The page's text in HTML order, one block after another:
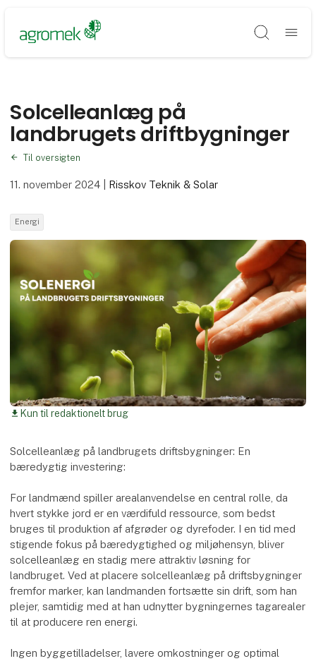
Søg
Solcelleanlæg på
landbrugets driftbygninger
Til oversigten
11. november 2024 Risskov Teknik & Solar
Energi
download Kun til redaktionelt brug
Solcelleanlæg på landbrugets driftsbygninger: En
bæredygtig investering:
For landmænd spiller arealanvendelse en central rolle, da
hvert stykke jord er en værdifuld ressource, som bedst
bruges til produktion af afgrøder og dyrefoder. I en tid med
stigende fokus på bæredygtighed og miljøhensyn, bliver
solcelleanlæg en stadig mere attraktiv løsning for
landbruget. Ved at placere solcelleanlæg på driftsbygninger
fremfor marker, kan landmanden fortsætte sin drift, som han
plejer, samtidig med at han udnytter bygningernes tagarealer
til at producere ren energi.
Ingen byggetilladelser, lavere omkostninger og optimal